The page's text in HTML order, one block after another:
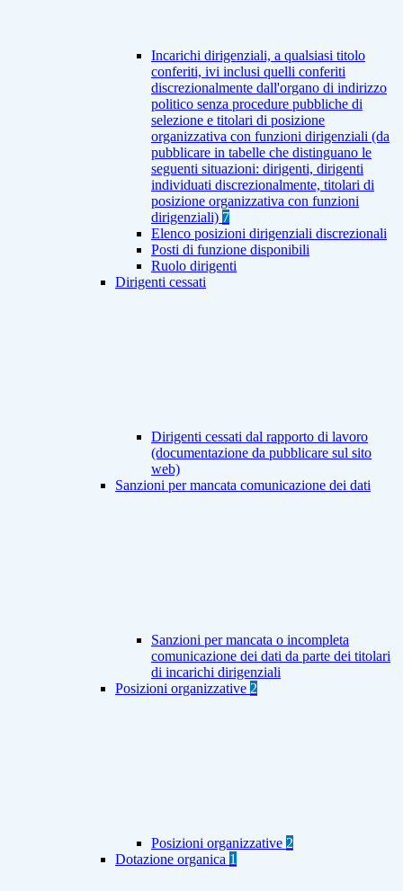
Incarichi dirigenziali, a qualsiasi titolo
conferiti, ivi inclusi quelli conferiti
discrezionalmente dall'organo di indirizzo
politico senza procedure pubbliche di
selezione e titolari di posizione
organizzativa con funzioni dirigenziali (da
pubblicare in tabelle che distinguano le
seguenti situazioni: dirigenti, dirigenti
individuati discrezionalmente, titolari di
posizione organizzativa con funzioni
dirigenziali) 7
Elenco posizioni dirigenziali discrezionali
Posti di funzione disponibili
Ruolo dirigenti
Dirigenti cessati
Dirigenti cessati dal rapporto di lavoro
(documentazione da pubblicare sul sito
web)
Sanzioni per mancata comunicazione dei dati
Sanzioni per mancata o incompleta
comunicazione dei dati da parte dei titolari
di incarichi dirigenziali
Posizioni organizzative 2
Posizioni organizzative 2
Dotazione organica 1